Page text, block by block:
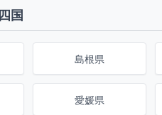
国
島根県
愛媛県